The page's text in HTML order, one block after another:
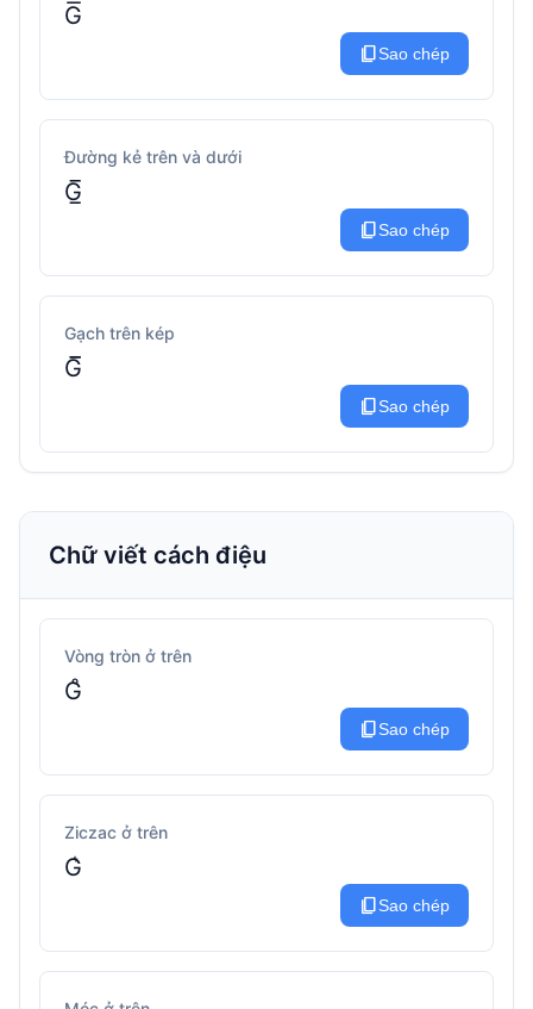
G͞
content_copySao chép
Đường kẻ trên và dưới
G̲̅
content_copySao chép
Gạch trên kép
G̅̅
content_copySao chép
Chữ viết cách điệu
Vòng tròn ở trên
G̊
content_copySao chép
Ziczac ở trên
G͛
content_copySao chép